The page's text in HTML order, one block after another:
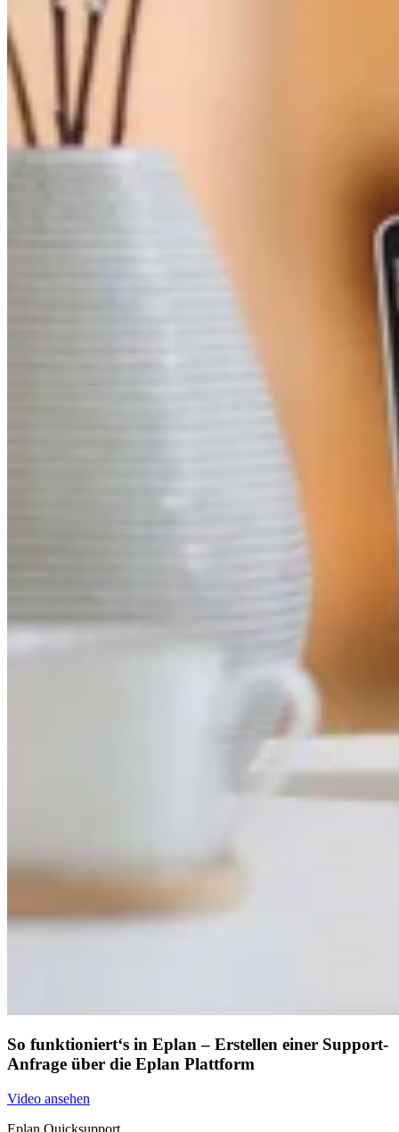
So funktioniert‘s in Eplan – Erstellen einer Support-
Anfrage über die Eplan Plattform
Video ansehen
Eplan Quicksupport